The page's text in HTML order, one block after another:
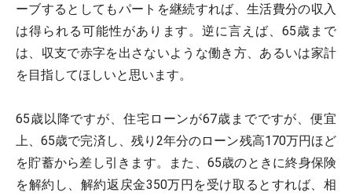
ーブするとしてもパートを継続すれば、生活費分の収入
は得られる可能性があります。逆に言えば、65歳まで
は、収支で赤字を出さないような働き方、あるいは家計
を目指してほしいと思います。
65歳以降ですが、住宅ローンが67歳までですが、便宜
上、65歳で完済し、残り2年分のローン残高170万円ほど
を貯蓄から差し引きます。また、65歳のときに終身保険
を解約し、解約返戻金350万円を受け取るとすれば、相